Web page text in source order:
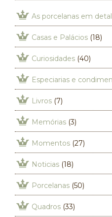
As porcelanas em
Casas e Palácios (18)
Curiosidades (40)
Especiarias e
Livros (7)
Memórias (3)
Momentos (27)
Noticias (18)
Porcelanas (50)
Quadros (33)